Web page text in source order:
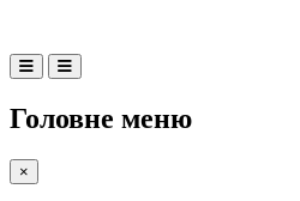
Головне меню
×